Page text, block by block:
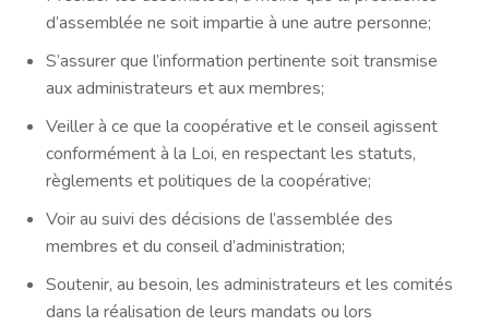
d’assemblée ne soit impartie à une autre personne;
S’assurer que l’information pertinente soit transmise
aux administrateurs et aux membres;
Veiller à ce que la coopérative et le conseil agissent
conformément à la Loi, en respectant les statuts,
règlements et politiques de la coopérative;
Voir au suivi des décisions de l’assemblée des
membres et du conseil d’administration;
Soutenir, au besoin, les administrateurs et les comités
dans la réalisation de leurs mandats ou lors